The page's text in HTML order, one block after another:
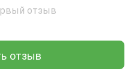
отзыв
отзыв